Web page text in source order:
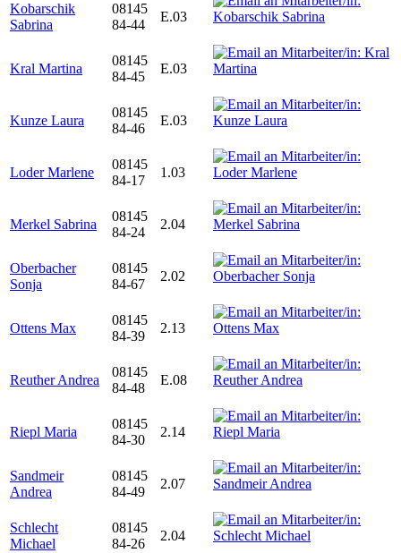
Kobarschik
Sabrina
08145
84-44
E.03
Kral Martina
08145
84-45
E.03
Kunze Laura
08145
84-46
E.03
Loder Marlene
08145
84-17
1.03
Merkel Sabrina
08145
84-24
2.04
Oberbacher
Sonja
08145
84-67
2.02
Ottens Max
08145
84-39
2.13
Reuther Andrea
08145
84-48
E.08
Riepl Maria
08145
84-30
2.14
Sandmeir
Andrea
08145
84-49
2.07
Schlecht
Michael
08145
84-26
2.04